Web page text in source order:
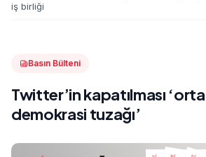
Basın Bülteni
Twitter’in kapatılması
demokrasi tuzağı’
iş birliği